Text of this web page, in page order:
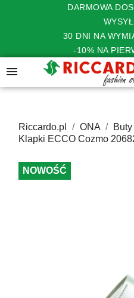
DARMOWA
30 DNI NA
-10% NA

Riccardo.pl ONA
Klapki ECCO Cozmo
NOWOŚĆ